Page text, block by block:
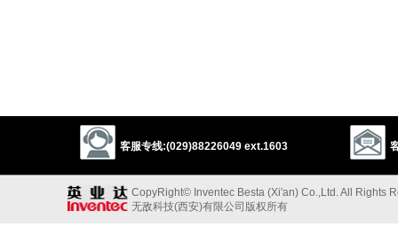
客服专线:(029)88226049 ext.1603
CopyRight© Inventec Besta (Xi'an) Co.,Ltd. All Rights
无敌科技(西安)有限公司版权所有